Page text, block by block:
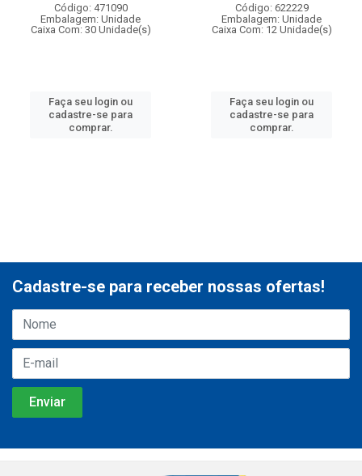
Código: 471090
Embalagem: Unidade
Caixa Com: 30 Unidade(s)
Faça seu login ou
cadastre-se para
comprar.
Código: 622229
Embalagem: Unidade
Caixa Com: 12 Unidade(s)
Faça seu login ou
cadastre-se para
comprar.
Cadastre-se para receber nossas ofertas!